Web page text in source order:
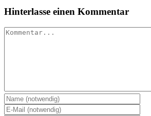
Hinterlasse einen Kommentar
Kommentar